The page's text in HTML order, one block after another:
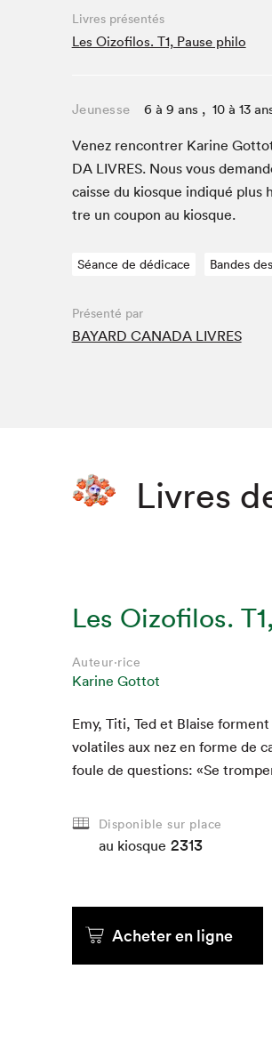
Café La Presse
Espace Côte-des-Neiges
La lecture en cadeau
Le grand jeu de lecture à voix
de Montréal
Lettres québécoises au Salon
Louisiane enracinée et branchée
Mur des illustrateur·rice·s
Livres présentés
Les Oizofilos. T1, Pause philo
Jeunesse 6 à 9 ans , 10 à 13
Venez ren­con­tr­er Karine
DA LIVRES. Nous vous
caisse du kiosque indiqué plus
tre un coupon au kiosque.
Séance de dédicace Bandes
Présenté par
BAYARD CANADA LIVRES
Livres
Les Oizofilos.
Auteur·rice
Karine Gottot
Emy, Titi, Ted et Blaise
volatiles aux nez en forme de
foule de ques­tions: «Se
Disponible sur place
au kiosque 2313
Acheter en ligne